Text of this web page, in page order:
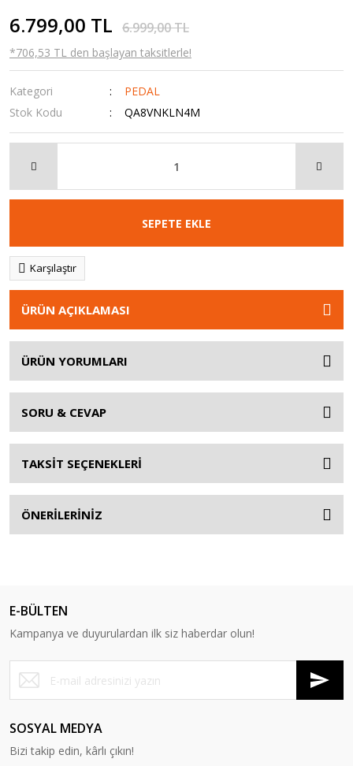
6.799,00 TL 6.999,00 TL
*706,53 TL den başlayan taksitlerle!
Kategori
PEDAL
Stok Kodu
QA8VNKLN4M
SEPETE EKLE
Karşılaştır
ÜRÜN AÇIKLAMASI
ÜRÜN YORUMLARI
SORU & CEVAP
TAKSİT SEÇENEKLERİ
ÖNERİLERİNİZ
E-BÜLTEN
Kampanya ve duyurulardan ilk siz haberdar olun!
SOSYAL MEDYA
Bizi takip edin, kârlı çıkın!